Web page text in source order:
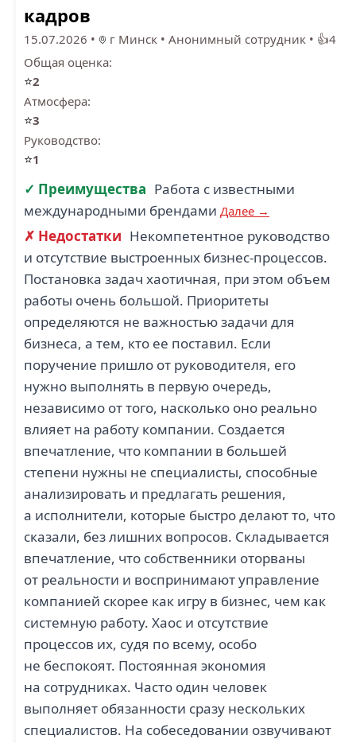
кадров
15.07.2026 • г Минск • Анонимный сотрудник • 👍4
Общая оценка:
⭐2
Атмосфера:
⭐3
Руководство:
⭐1
✓ Преимущества Работа с известными
международными брендами Далее →
✗ Недостатки Некомпетентное руководство
и отсутствие выстроенных бизнес-процессов.
Постановка задач хаотичная, при этом объем
работы очень большой. Приоритеты
определяются не важностью задачи для
бизнеса, а тем, кто ее поставил. Если
поручение пришло от руководителя, его
нужно выполнять в первую очередь,
независимо от того, насколько оно реально
влияет на работу компании. Создается
впечатление, что компании в большей
степени нужны не специалисты, способные
анализировать и предлагать решения,
а исполнители, которые быстро делают то, что
сказали, без лишних вопросов. Складывается
впечатление, что собственники оторваны
от реальности и воспринимают управление
компанией скорее как игру в бизнес, чем как
системную работу. Хаос и отсутствие
процессов их, судя по всему, особо
не беспокоят. Постоянная экономия
на сотрудниках. Часто один человек
выполняет обязанности сразу нескольких
специалистов. На собеседовании озвучивают